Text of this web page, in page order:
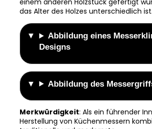
Designs kann die Farbe und das
den Produktbildern abweichen, da der
einem anderen Holzstück gefertigt
das Alter des Holzes unterschiedlich
Designs